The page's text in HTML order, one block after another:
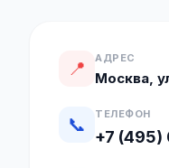
📍 АДРЕС
Москва,
📞 ТЕЛЕФОН
+7